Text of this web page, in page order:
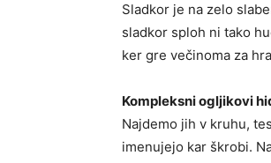
Sladkor je na zelo
sladkor sploh ni tako
ker gre večinoma za
Kompleksni ogljikovi
Najdemo jih v kruhu,
imenujejo kar škrobi.